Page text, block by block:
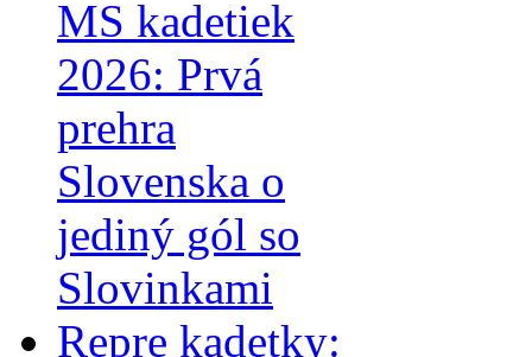
MS kadetiek
2026: Prvá
prehra
Slovenska o
jediný gól so
Slovinkami
Repre kadetky: